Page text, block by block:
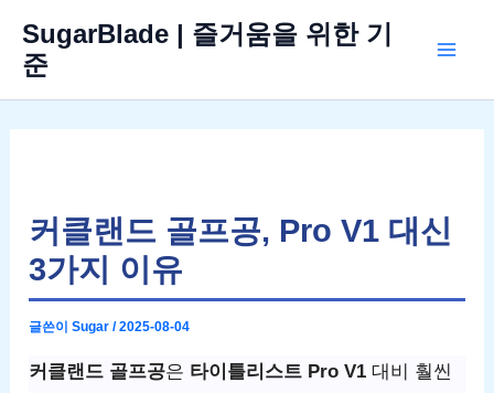
SugarBlade | 즐거움을 위한 기
준
커클랜드 골프공, Pro V1 대신
3가지 이유
글쓴이Sugar/2025-08-04
커클랜드 골프공은 타이틀리스트 Pro V1 대비 훨씬